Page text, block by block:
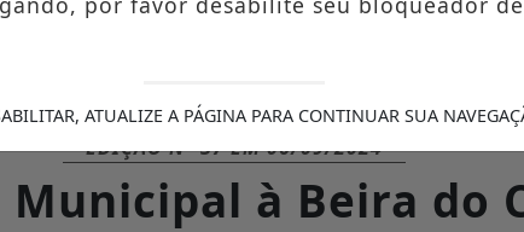
COMERCIAL EDIÇÕES NOTÍCIAS FUTEBOL
EDIÇÃO N° 37EM06/09/2024
à Beira do
ATUALIZE A PÁGINA PARA CONTINUAR SUA